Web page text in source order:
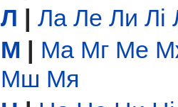
Л | Ла Ле Ли Лі
М | Ма Мг Ме
Мш Мя